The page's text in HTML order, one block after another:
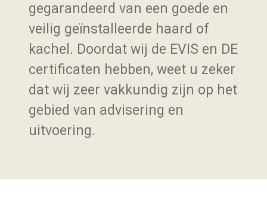
gegarandeerd van een goede en
veilig geïnstalleerde haard of
kachel. Doordat wij de EVIS en DE
certificaten hebben, weet u zeker
dat wij zeer vakkundig zijn op het
gebied van advisering en
uitvoering.